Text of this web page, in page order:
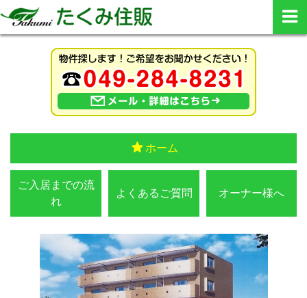
ホーム
ご入居までの流
れ
よくあるご質問 オーナー様へ